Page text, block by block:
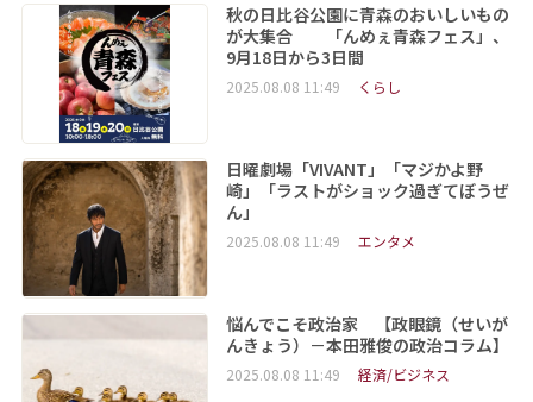
秋の日比谷公園に青森のおいしいもの
が大集合 「んめぇ青森フェス」、
9月18日から3日間
2025.08.08 11:49 くらし
日曜劇場「VIVANT」「マジかよ野
崎」「ラストがショック過ぎてぼうぜ
ん」
2025.08.08 11:49 エンタメ
悩んでこそ政治家 【政眼鏡（せいが
んきょう）－本田雅俊の政治コラム】
2025.08.08 11:49 経済/ビジネス